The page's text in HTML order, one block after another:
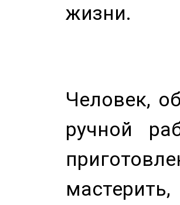
жизни.
Человек,
ручной